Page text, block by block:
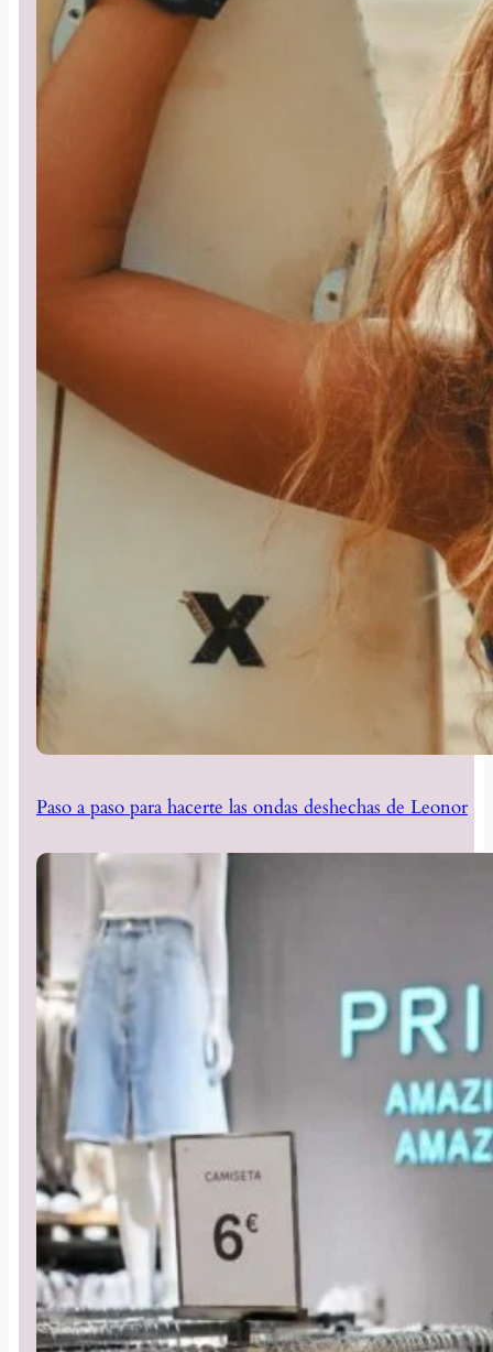
Paso a paso para hacerte las ondas deshechas de Leonor